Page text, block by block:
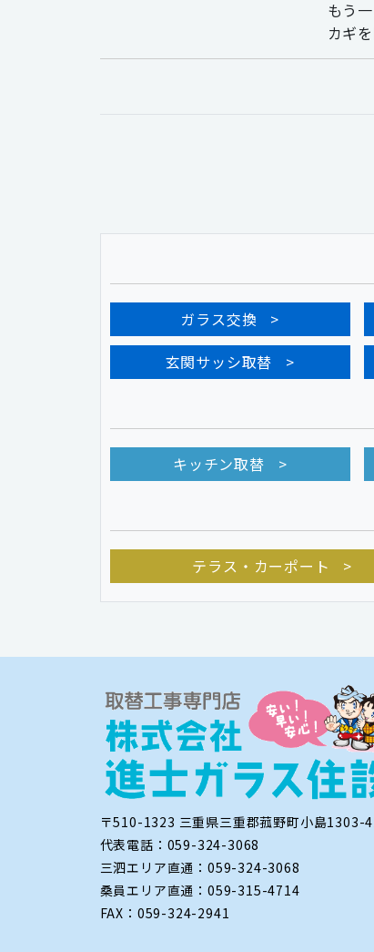
もう
カギ
ガラス交換
玄関サッシ取替
キッチン取替
テラス・カーポート
〒510-1323 三重県三重郡菰野町小島1303-
代表電話：059-324-3068
三泗エリア直通：059-324-3068
桑員エリア直通：059-315-4714
FAX：059-324-2941